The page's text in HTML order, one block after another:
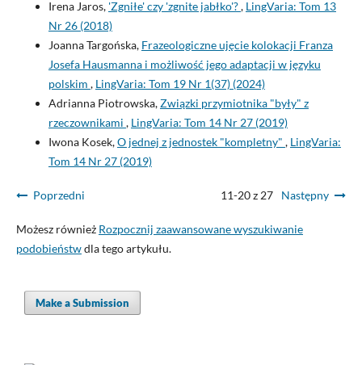
Irena Jaros, 'Zgniłe' czy 'zgnite jabłko'?, LingVaria: Tom 13
Nr 26 (2018)
Joanna Targońska, Frazeologiczne ujęcie kolokacji Franza
Josefa Hausmanna i możliwość jego adaptacji w języku
polskim , LingVaria: Tom 19 Nr 1(37) (2024)
Adrianna Piotrowska,Związki przymiotnika "były" z
rzeczownikami , LingVaria: Tom 14 Nr 27 (2019)
Iwona Kosek,O jednej z jednostek "kompletny" , LingVaria:
Tom 14 Nr 27 (2019)
Poprzedni 11-20 z 27 Następny
Możesz również Rozpocznij zaawansowane wyszukiwanie
podobieństwdla tego artykułu.
Make a Submission